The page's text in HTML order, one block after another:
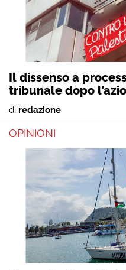
Il dissenso a
tribunale dopo
di redazione
OPINIONI